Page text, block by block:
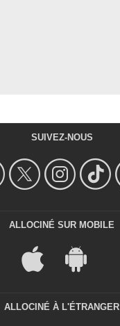
SUIVEZ-NOUS
ALLOCINÉ SUR MOBILE
ALLOCINÉ À L'ÉTRANGER